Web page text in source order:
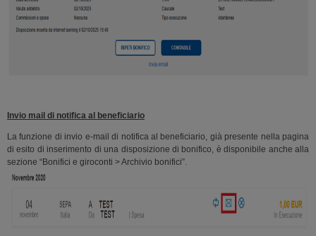
Invio mail di notifica al beneficiario
La funzione di invio e-mail di notifica al beneficiario, già presente nella pagina
di esito di inserimento di una disposizione di bonifico, è disponibile anche alla
sezione “Bonifici e giroconti > Archivio bonifici”.